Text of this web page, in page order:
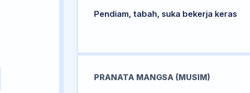
Pendiam, tabah, suka bekerja keras
PRANATA MANGSA (MUSIM)